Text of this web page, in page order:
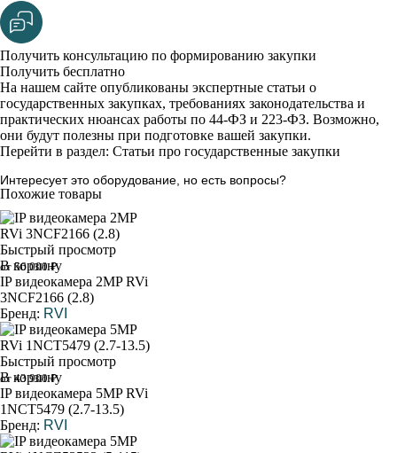
Получить консультацию по формированию закупки
Получить бесплатно
На нашем сайте опубликованы экспертные статьи о
государственных закупках, требованиях законодательства и
практических нюансах работы по 44-ФЗ и 223-ФЗ. Возможно,
они будут полезны при подготовке вашей закупки.
Перейти в раздел: Статьи про государственные закупки
Интересует это оборудование, но есть вопросы?
Похожие товары
Быстрый просмотр
В корзину
от 56 000 ₽
IP видеокамера 2MP RVi
3NCF2166 (2.8)
Бренд: RVI
Быстрый просмотр
В корзину
от 43 900 ₽
IP видеокамера 5MP RVi
1NCT5479 (2.7-13.5)
Бренд: RVI